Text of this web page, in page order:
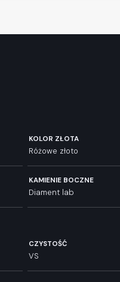
KOLOR ZŁOTA
Różowe złoto
KAMIENIE BOCZNE
Diament lab
CZYSTOŚĆ
VS